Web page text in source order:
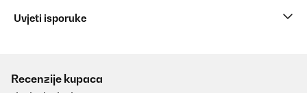
Uvjeti isporuke
Recenzije kupaca